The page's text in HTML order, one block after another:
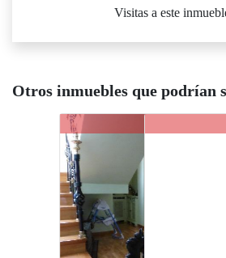
Visitas a este
Otros inmuebles que podrían
149